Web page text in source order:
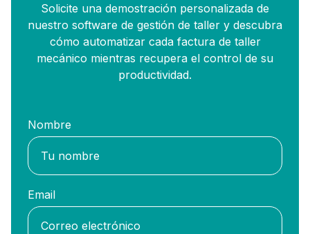
Solicite una demostración personalizada de
nuestro software de gestión de taller y descubra
cómo automatizar cada factura de taller
mecánico mientras recupera el control de su
productividad.
Nombre
Email